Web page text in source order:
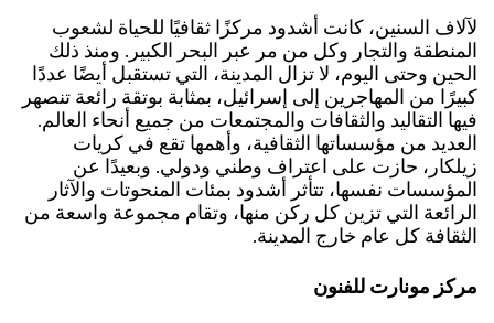
لآلاف السنين، كانت أشدود مركزًا ثقافيًا للحياة لشعوب
المنطقة والتجار وكل من مر عبر البحر الكبير. ومنذ ذلك
الحين وحتى اليوم، لا تزال المدينة، التي تستقبل أيضًا عددًا
كبيرًا من المهاجرين إلى إسرائيل، بمثابة بوتقة رائعة تنصهر
فيها التقاليد والثقافات والمجتمعات من جميع أنحاء العالم.
العديد من مؤسساتها الثقافية، وأهمها تقع في كريات
زيلكار، حازت على اعتراف وطني ودولي. وبعيدًا عن
المؤسسات نفسها، تتأثر أشدود بمئات المنحوتات والآثار
الرائعة التي تزين كل ركن منها، وتقام مجموعة واسعة من
الثقافة كل عام خارج المدينة.
مركز مونارت للفنون